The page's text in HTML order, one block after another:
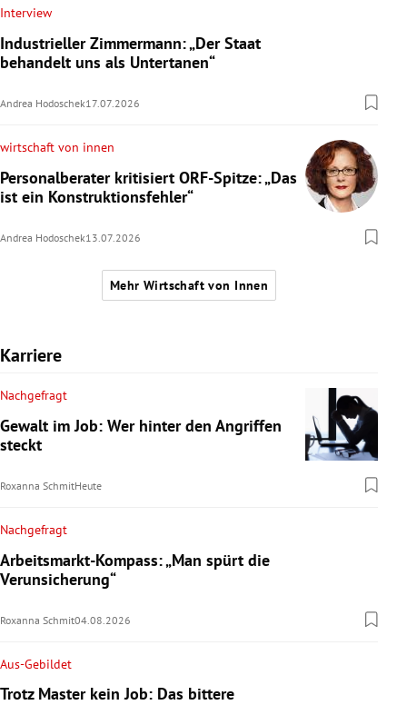
Interview
Industrieller Zimmermann: „Der Staat
behandelt uns als Untertanen“
Andrea Hodoschek17.07.2026
wirtschaft von innen
Personalberater kritisiert ORF-Spitze: „Das
ist ein Konstruktionsfehler“
Andrea Hodoschek13.07.2026
Mehr Wirtschaft von Innen
Karriere
Nachgefragt
Gewalt im Job: Wer hinter den Angriffen
steckt
Roxanna SchmitHeute
Nachgefragt
Arbeitsmarkt-Kompass: „Man spürt die
Verunsicherung“
Roxanna Schmit04.08.2026
Aus-Gebildet
Trotz Master kein Job: Das bittere